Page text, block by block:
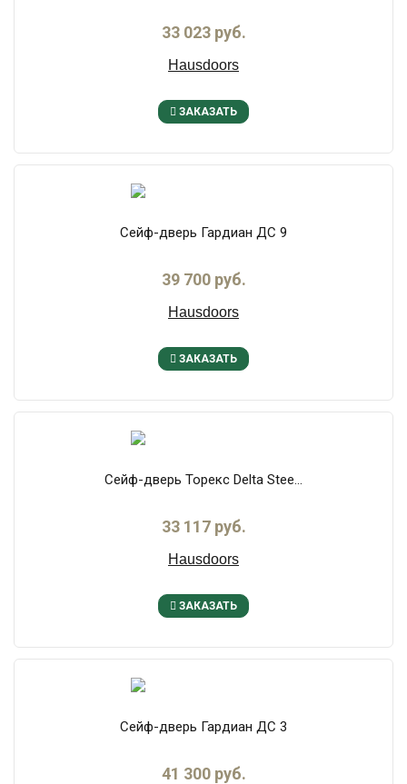
33 023 руб.
Hausdoors
ЗАКАЗАТЬ
Сейф-дверь Гардиан ДС 9
39 700 руб.
Hausdoors
ЗАКАЗАТЬ
Сейф-дверь Торекс Delta Stee...
33 117 руб.
Hausdoors
ЗАКАЗАТЬ
Сейф-дверь Гардиан ДС 3
41 300 руб.